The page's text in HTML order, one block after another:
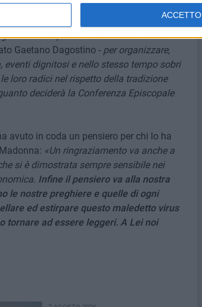
ACCETTO
di Sua Eccellenza Mons. Domenico
la scorsa edizione il motivo della
per la fiducia accordataci.
Gaetano Dagostino - per organizzare,
dignitosi e nello stesso tempo sobri
loro radici nel rispetto della tradizione
deciderà la Conferenza Episcopale
avuto in coda un pensiero per chi lo ha
«Un ringraziamento va anche a
si è dimostrata sempre sensibile nei
Infine il pensiero va alla nostra
le nostre preghiere e quelle di ogni
ed estirpare questo maledetto virus
tornare ad essere leggeri. A Lei noi